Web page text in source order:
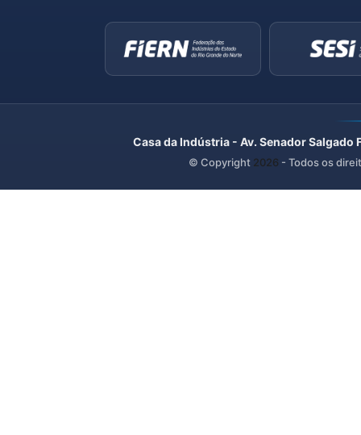
Casa da Indústria - Av. Senador
© Copyright 2026 - Todos os